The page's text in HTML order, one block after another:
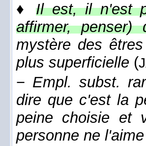
♦ Il est, il n'est
affirmer, penser)
mystère des
plus superficielle (
− Empl. subst.
dire que c'est la
peine choisie et
personne ne